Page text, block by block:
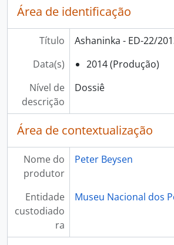
Área de identificação
Título
Ashaninka - ED-22/
Data(s)
2014 (Produção)
Nível de
descrição
Dossiê
Área de contextualização
Nome do
produtor
Peter Beysen
Entidade
custodiado
ra
Museu Nacional dos